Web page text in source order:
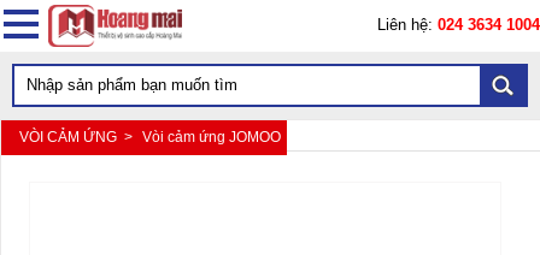
Liên hệ: 024 3634 1004
VÒI CẢM ỨNG > Vòi cảm ứng JOMOO